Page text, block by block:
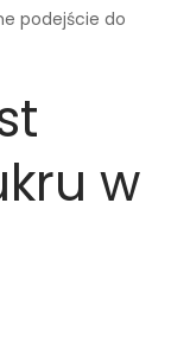
podejście do
w